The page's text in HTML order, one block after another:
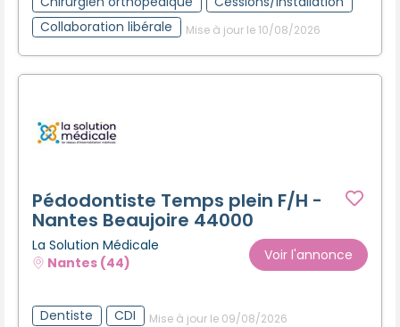
Collaboration libérale
Mise à jour le 10/08/2026
Pédodontiste Temps plein F/H -
Nantes Beaujoire 44000
La Solution Médicale
Nantes (44)
Voir l'annonce
Dentiste CDI Mise à jour le 09/08/2026